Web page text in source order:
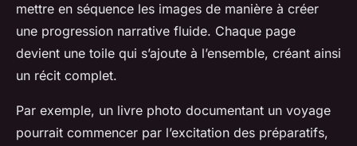
mettre en séquence les images de manière à créer
une progression narrative fluide. Chaque page
devient une toile qui s’ajoute à l’ensemble, créant ainsi
un récit complet.
Par exemple, un livre photo documentant un voyage
pourrait commencer par l’excitation des préparatifs,